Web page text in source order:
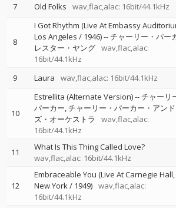
7 Old Folks wav,flac,alac: 16bit/44.1kHz
8
I Got Rhythm (Live At Embassy
Los Angeles / 1946)--チャーリー・パー
レスター・ヤング wav,flac,alac:
16bit/44.1kHz
9 Laura wav,flac,alac: 16bit/44.1kHz
10
Estrellita (Alternate Version)--チャーリ
パーカー チャーリー・パーカー・アン
ズ・オーケストラ
wav,flac,alac:
16bit/44.1kHz
11
What Is This Thing Called Love?
wav,flac,alac: 16bit/44.1kHz
12
Embraceable You (Live At Carnegie Hall,
New York / 1949) wav,flac,alac:
16bit/44.1kHz